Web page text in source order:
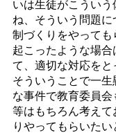
いは生徒がこうい
ね、そういう問題
制づくりをやって
起こったような場
て、適切な対応をと
そういうことで一
な事件で教育委員
等はもちろん考え
りやってもらいたい